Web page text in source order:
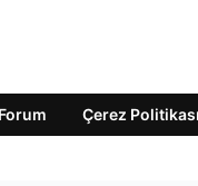
Forum Çerez Politikası